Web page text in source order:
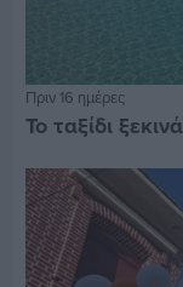
Πριν 16 ημέρες
Το ταξίδι